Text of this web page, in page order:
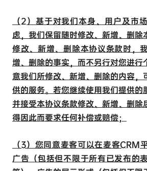
（2）基于对我们本身、用户及市
虑，我们保留随时修改、新增、删除
修改、新增、删除本协议条款时，
增、删除的事实，而不另行对您进行
意我们所修改、新增、删除的内容，
供的服务。若您继续使用我们提供的
并接受本协议条款修改、新增、删除
得因此而要求任何补偿或赔偿；
（3）您同意麦客可以在麦客CRM
广告（包括但不限于所有已发布的